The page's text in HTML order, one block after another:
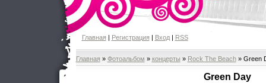
Главная| Регистрация| Вход| RSS
Главная » Фотоальбом » концерты » Rock The Beach» Green
Green Day